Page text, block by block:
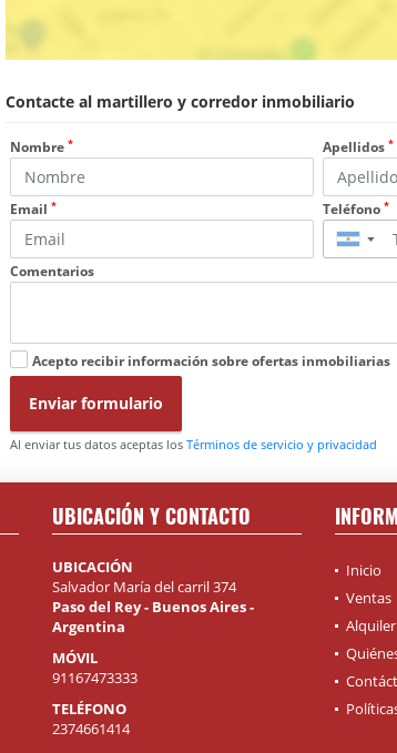
Contacte al martillero y corredor inmobiliario
Nombre * Apellidos *
Email * Teléfono *
▼
Comentarios
Acepto recibir información sobre ofertas inmobiliarias
Enviar formulario
Al enviar tus datos aceptas los Términos de servicio y privacidad
UBICACIÓN Y CONTACTO
UBICACIÓN
Salvador María del carril 374
Paso del Rey - Buenos Aires -
Argentina
MÓVIL
91167473333
TELÉFONO
2374661414
Inicio
Ventas
Alquiler